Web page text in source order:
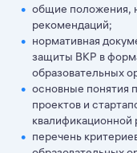
общие положения,
рекомендаций;
нормативная
защиты ВКР в
образовательных
основные понятия
проектов и
квалификационной
перечень